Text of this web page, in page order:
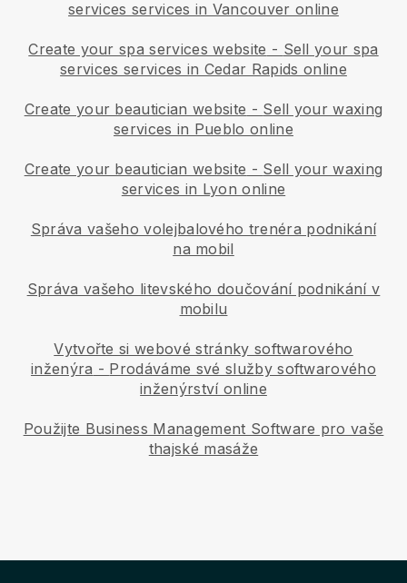
services services in Vancouver online
Create your spa services website - Sell your spa
services services in Cedar Rapids online
Create your beautician website - Sell your waxing
services in Pueblo online
Create your beautician website - Sell your waxing
services in Lyon online
Správa vašeho volejbalového trenéra podnikání
na mobil
Správa vašeho litevského doučování podnikání v
mobilu
Vytvořte si webové stránky softwarového
inženýra - Prodáváme své služby softwarového
inženýrství online
Použijte Business Management Software pro vaše
thajské masáže